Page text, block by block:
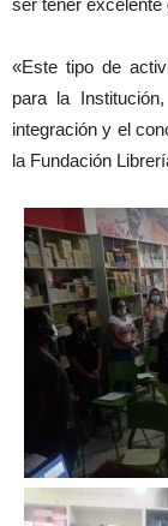
ser tener excelente
«Este tipo de
para la
integración y el
la Fundación